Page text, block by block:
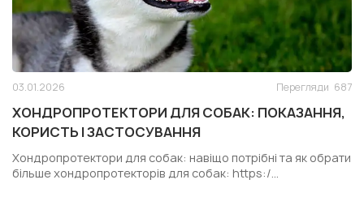
03.01.2026 Перегляди 687
ХОНДРОПРОТЕКТОРИ ДЛЯ СОБАК: ПОКАЗАННЯ,
КОРИСТЬ І ЗАСТОСУВАННЯ
Хондропротектори для собак: навіщо потрібні та як обрати
більше хондропротекторів для собак: https:/...